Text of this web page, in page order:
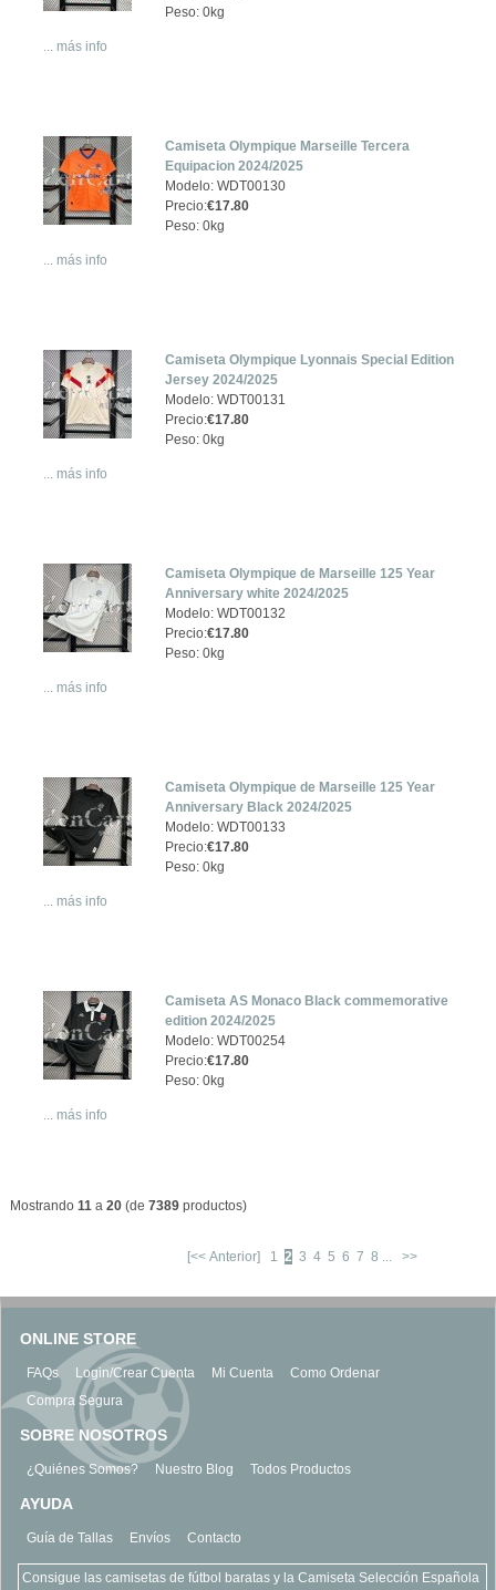
... más info
Peso: 0kg
... más info
Camiseta Olympique Marseille Tercera
Equipacion 2024/2025
Modelo: WDT00130
Precio:€17.80
Peso: 0kg
... más info
Camiseta Olympique Lyonnais Special Edition
Jersey 2024/2025
Modelo: WDT00131
Precio:€17.80
Peso: 0kg
... más info
Camiseta Olympique de Marseille 125 Year
Anniversary white 2024/2025
Modelo: WDT00132
Precio:€17.80
Peso: 0kg
... más info
Camiseta Olympique de Marseille 125 Year
Anniversary Black 2024/2025
Modelo: WDT00133
Precio:€17.80
Peso: 0kg
... más info
Camiseta AS Monaco Black commemorative
edition 2024/2025
Modelo: WDT00254
Precio:€17.80
Peso: 0kg
Mostrando 11a 20(de 7389productos)
[<< Anterior] 1 2 3 4 5 6 7 8 ... >>
ONLINE STORE
FAQs Login/Crear Cuenta Mi Cuenta
Como Ordenar
Compra Segura
SOBRE NOSOTROS
¿Quiénes Somos? Nuestro Blog Todos Productos
AYUDA
Guía de Tallas Envíos Contacto
Consigue las camisetas de fútbol baratas y la Camiseta Selección Española